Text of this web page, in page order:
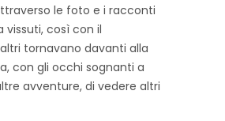
le foto e i racconti
vissuti, così con il
tornavano davanti alla
con gli occhi sognanti a
avventure, di vedere altri